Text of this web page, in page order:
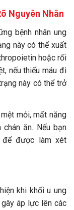
Nguyên Nhân
bệnh nhân ung
này có thể xuất
hoặc rối
nếu thiếu máu đi
này có thể trở
mỏi, mất năng
ăn. Nếu bạn
để được làm xét
khi khối u ung
áp lực lên các